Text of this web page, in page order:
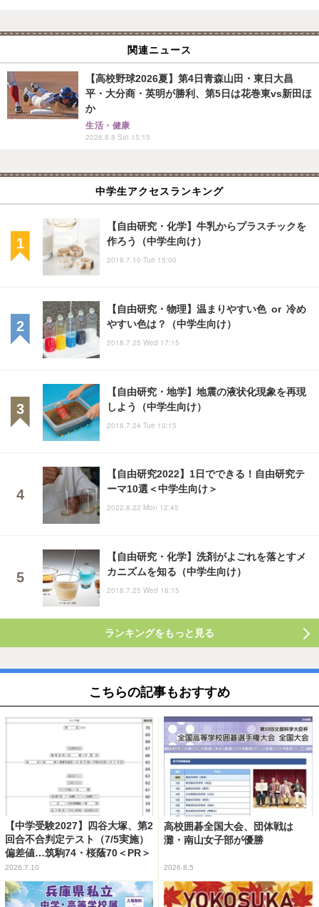
関連ニュース
【高校野球2026夏】第4日青森山田・東日大昌
平・大分商・英明が勝利、第5日は花巻東vs新田ほ
か
生活・健康
2026.8.8 Sat 15:15
中学生アクセスランキング
【自由研究・化学】牛乳からプラスチックを
作ろう（中学生向け）
2018.7.10 Tue 15:00
【自由研究・物理】温まりやすい色 or 冷め
やすい色は？（中学生向け）
2018.7.25 Wed 17:15
【自由研究・地学】地震の液状化現象を再現
しよう（中学生向け）
2018.7.24 Tue 10:15
【自由研究2022】1日でできる！自由研究テ
ーマ10選＜中学生向け＞
2022.8.22 Mon 12:45
【自由研究・化学】洗剤がよごれを落とすメ
カニズムを知る（中学生向け）
2018.7.25 Wed 16:15
ランキングをもっと見る
こちらの記事もおすすめ
【中学受験2027】四谷大塚、第2
回合不合判定テスト（7/5実施）
偏差値…筑駒74・桜蔭70＜PR＞
2026.7.10
高校囲碁全国大会、団体戦は
灘・南山女子部が優勝
2026.8.5